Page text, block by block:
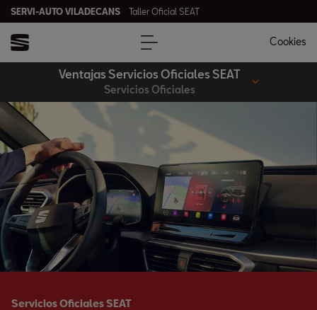
SERVI-AUTO VILADECANS Taller Oficial SEAT
Cookies
Ventajas Servicios Oficiales SEAT
Servicios Oficiales
Servicios Oficiales SEAT